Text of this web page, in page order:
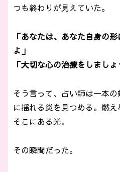
つも終わりが見えていた。
「あなたは、あなた自身の
よ」
「大切な心の治療をしましょ
そう言って、占い師は一本
に揺れる炎を見つめる。燃
そこにある光。
その瞬間だった。